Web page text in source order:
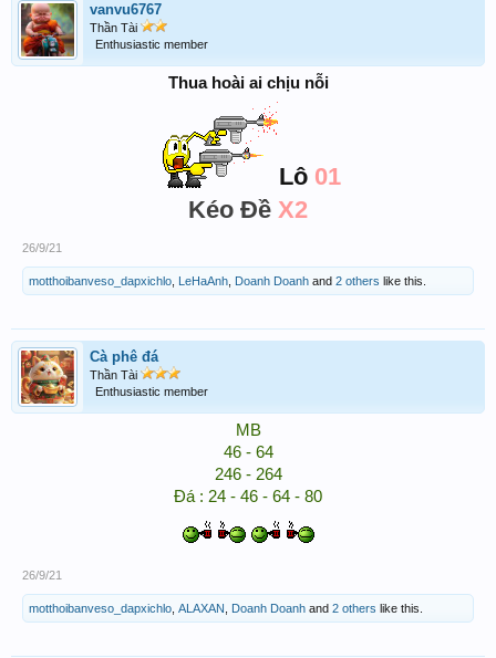
vanvu6767
Thần Tài
Enthusiastic member
Thua hoài ai chịu nỗi
Lô 01
Kéo Đề X2
26/9/21
motthoibanveso_dapxichlo LeHaAnh Doanh Doanh and 2 others like this.
Cà phê đá
Thần Tài
Enthusiastic member
MB
46 - 64
246 - 264
Đá : 24 - 46 - 64 - 80
26/9/21
motthoibanveso_dapxichlo ALAXAN Doanh Doanh and 2 others like this.